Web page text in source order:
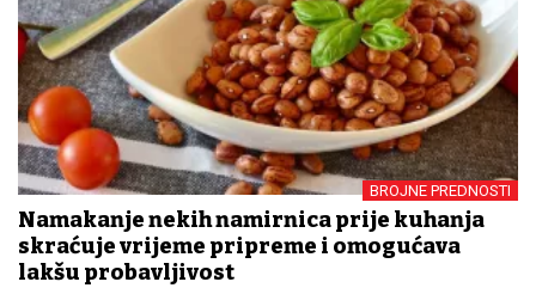
BROJNE PREDNOSTI
Namakanje nekih namirnica prije kuhanja
skraćuje vrijeme pripreme i omogućava
lakšu probavljivost